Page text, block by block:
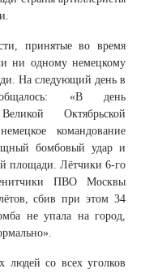
принятые во время
ни одному немецкому
На следующий день в
«В день
Октябрьской
командование
бомбовый удар и
площади. Лётчики 6-го
ПВО Москвы
сбив при этом 34
не упала на город,
со всех уголков